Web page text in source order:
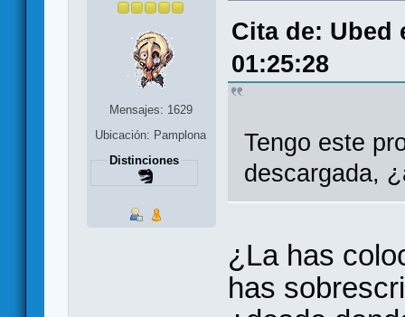
Mensajes: 1629
Ubicación: Pamplona
Distinciones
Cita de: Ubed
01:25:28
Tengo este
descargada,
¿La has
has